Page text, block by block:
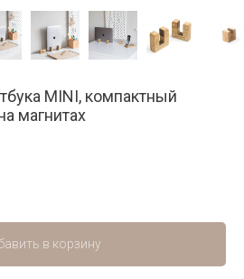
MINI, компактный
магнитах
в корзину